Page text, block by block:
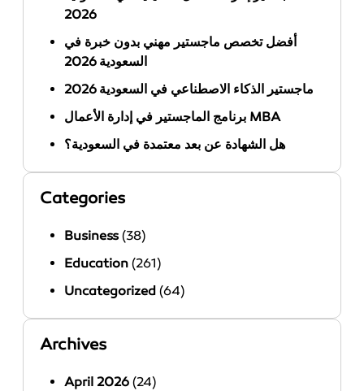
2026
أفضل تخصص ماجستير مهني بدون خبرة في
السعودية 2026
ماجستير الذكاء الاصطناعي في السعودية 2026
برنامج الماجستير في إدارة الأعمال MBA
هل الشهادة عن بعد معتمدة في السعودية؟
Categories
Business (38)
Education (261)
Uncategorized (64)
Archives
April 2026 (24)